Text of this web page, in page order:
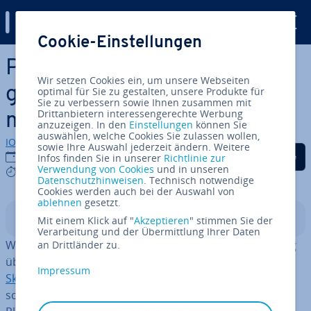
Zum Haupt­in­halt springen
Python in­stal­lie­ren: An­lei­tun­
gen für Windows, Linux und
macOS
IONOS Redaktion
24.02.2023
7 mins
Auf Facebook teilen
Auf Twitter teilen
Auf LinkedIn
In­halts­ver­zeich­nis
Wollen Sie Python in­stal­lie­ren, führt der ein­fachs­te Weg
über die of­fi­zi­el­len In­stal­la­ti­ons­pa­ke­te der beliebten
Skript­spra­che. Dabei haben Sie die Wahl zwischen ver­
schie­de­nen älteren und neueren Versionen für diverse
Cookie-Einstellungen
Wir setzen Cookies ein, um unsere Webseiten
optimal für Sie zu gestalten, unsere Produkte für
Sie zu verbessern sowie Ihnen zusammen mit
Drittanbietern interessengerechte Werbung
anzuzeigen. In den Einstellungen können Sie
auswählen, welche Cookies Sie zulassen wollen,
sowie Ihre Auswahl jederzeit ändern. Weitere
Infos finden Sie in unserer Richtlinie zur
Verwendung von Cookies und in unseren
Datenschutzhinweisen. Technisch notwendige
Cookies werden auch bei der Auswahl von
ablehnen gesetzt.
Mit einem Klick auf "Akzeptieren" stimmen Sie der
Verarbeitung und der Übermittlung Ihrer Daten
an Drittländer zu.
Impressum